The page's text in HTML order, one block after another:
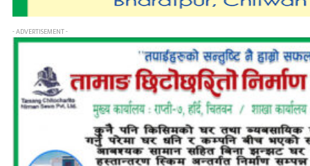
- ADVERTISEMENT -